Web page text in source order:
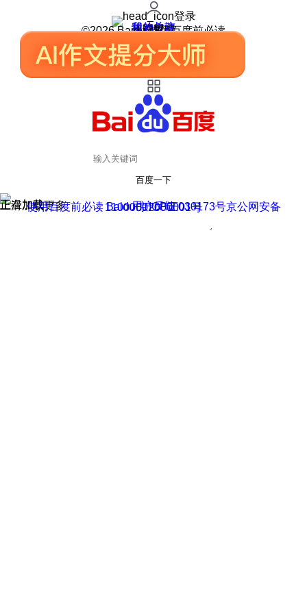
登录
我的关注
我的收藏
皮肤中心
用户反馈
设置
©2026 Baidu 使用百度前必读
百度一下
正在加载
上滑加载更多 用户反馈
使用百度前必读 Baidu 京ICP证030173号
京公网安备11000002000001号